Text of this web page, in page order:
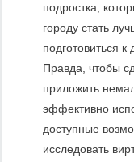
подростка,
городу стать
подготовиться
Правда, чтобы
приложить
эффективно
доступные
исследовать